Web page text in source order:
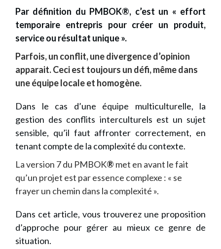
Par définition du PMBOK®, c’est un « effort
temporaire entrepris pour créer un produit,
service ou résultat unique ».
Parfois, un conflit, une divergence d’opinion
apparait. Ceci est toujours un défi, même dans
une équipe locale et homogène.
Dans le cas d’une équipe multiculturelle, la
gestion des conflits interculturels est un sujet
sensible, qu’il faut affronter correctement, en
tenant compte de la complexité du contexte.
La version 7 du PMBOK® met en avant le fait
qu’un projet est par essence complexe : « se
frayer un chemin dans la complexité ».
Dans cet article, vous trouverez une proposition
d’approche pour gérer au mieux ce genre de
situation.